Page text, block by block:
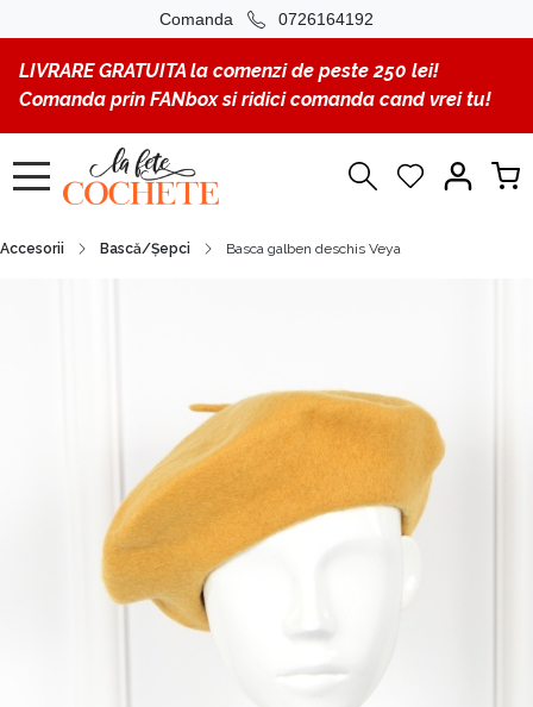
Comanda 0726164192
LIVRARE GRATUITA la comenzi de peste 250 lei!
Comanda prin FANbox si ridici comanda cand vrei tu!
Accesorii Bască/Șepci Basca galben deschis Veya